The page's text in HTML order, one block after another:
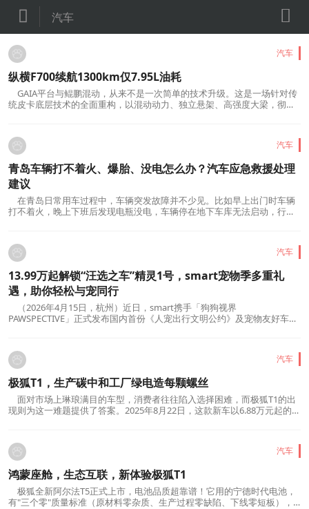
 汽车 
汽车
纵横F700续航1300km仅7.95L油耗
GAIA平台与鲲鹏混动，从来不是一次简单的技术升级。这是一场针对传
统皮卡底层技术的全面重构，以混动动力、独立悬架、高强度大梁，彻底
超能CDM-O混动系统，2.0TD混动发动机热效率高达45...
汽车
青岛车辆打不着火、爆胎、没电怎么办？汽车应急救援处理
建议
在青岛日常用车过程中，车辆突发故障并不少见。比如早上出门时车辆
打不着火，晚上下班后发现电瓶没电，车辆停在地下车库无法启动，行驶
向，必要时联系具备相应服务能力的汽车救援人员到场...
汽车
13.99万起解锁“汪选之车”精灵1号，smart宠物季多重礼
遇，助你轻松与宠同行
（2026年4月15日，杭州）近日，smart携手「狗狗视界
PAWSPECTIVE」正式发布国内首份《人宠出行文明公约》及宠物友好车辆
诚意的购车政策，回应当代养宠家庭的真实期待。smart ×「狗狗...
汽车
极狐T1，生产碳中和工厂绿电造每颗螺丝
面对市场上琳琅满目的车型，消费者往往陷入选择困难，而极狐T1的出
现则为这一难题提供了答案。2025年8月22日，这款新车以6.88万元起的价
置、空间和健康座舱方面展现出超越同级的实力。作为...
汽车
鸿蒙座舱，生态互联，新体验极狐T1
极狐全新阿尔法T5正式上市，电池品质超靠谱！它用的宁德时代电池，
有"三个零"质量标准（原材料零杂质、生产过程零缺陷、下线零短板），